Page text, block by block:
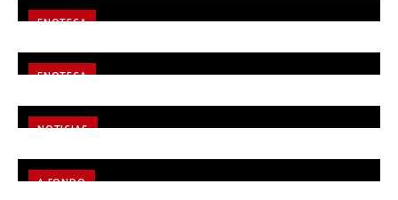
ENOTECA
La resurrección del Brandy
ENOTECA
Vermut, el retorno al origen
NOTICIAS
iFood: ciencia vs. tradición
A FONDO